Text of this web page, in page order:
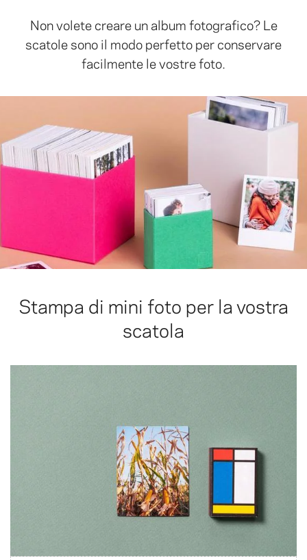
Non volete creare un album fotografico? Le
scatole sono il modo perfetto per conservare
facilmente le vostre foto.
Stampa di mini foto per la vostra
scatola